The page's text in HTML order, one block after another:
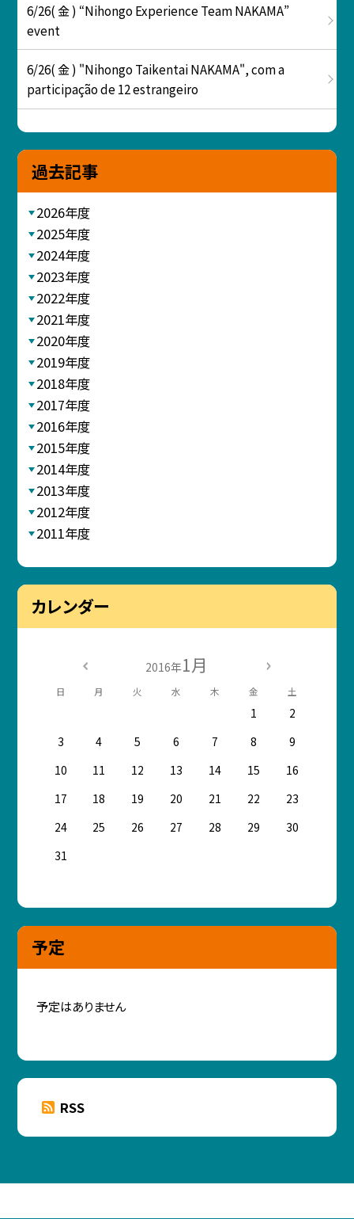
6/26( 金 ) “Nihongo Experience Team NAKAMA”
event
6/26( 金 ) "Nihongo Taikentai NAKAMA", com a
participação de 12 estrangeiro
過去記事
2026年度
2025年度
2024年度
2023年度
2022年度
2021年度
2020年度
2019年度
2018年度
2017年度
2016年度
2015年度
2014年度
2013年度
2012年度
2011年度
カレンダー
2016年1月
日 月 火 水 木 金 土
1
2
3
4 5 6 7 8
9
10
11 12 13 14 15
16
17
18 19 20 21 22
23
24
25 26 27 28 29
30
31
予定
予定はありません
RSS